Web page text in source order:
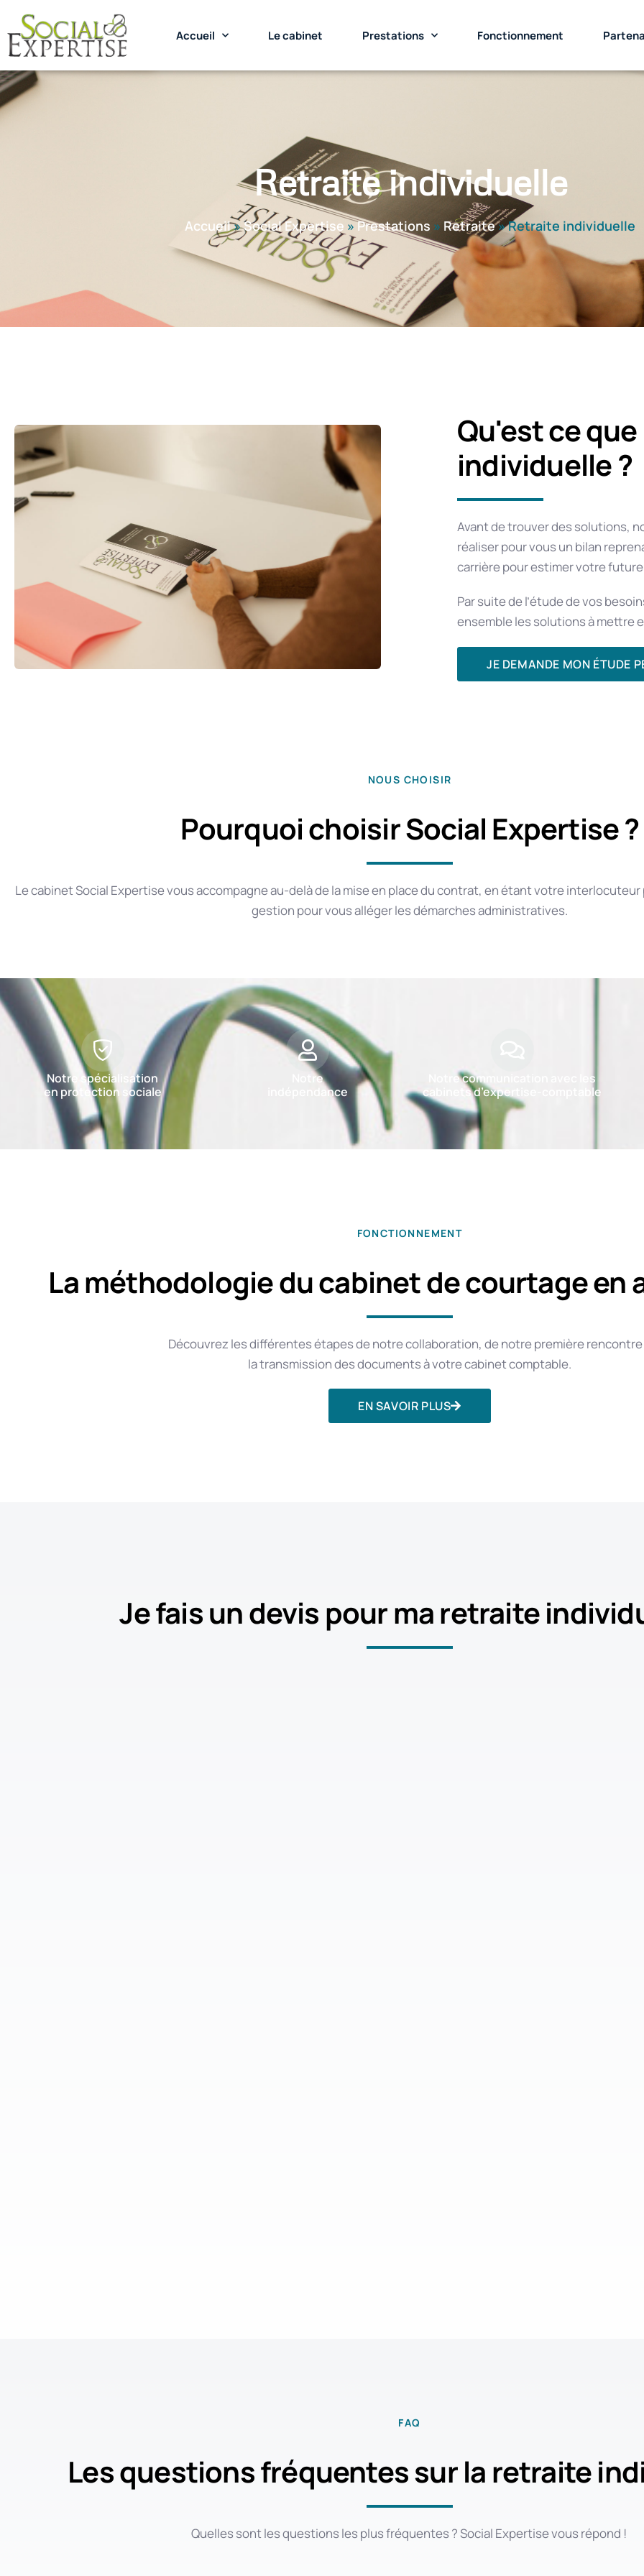
Accueil Le cabinet Prestations Fonctionnement
Retraite individuelle
Accueil»Social Expertise »Prestations » Retraite»Retraite individuelle
Qu'est ce
individuelle ?
Avant de trouver des solutions,
réaliser pour vous un bilan
carrière pour estimer votre
Par suite de l’étude de vos
ensemble les solutions à mettre
JE DEMANDE MON ÉTUDE
NOUS CHOISIR
Pourquoi choisir Social Expertise ?
Le cabinet Social Expertise vous accompagne au-delà de la mise en place du contrat, en étant votre
gestion pour vous alléger les démarches administratives.
Notre spécialisation
en protection sociale
Notre
indépendance
Notre communication avec les
cabinets d’expertise-comptable
FONCTIONNEMENT
La méthodologie du cabinet de courtage en
Découvrez les différentes étapes de notre collaboration, de notre première rencontre
la transmission des documents à votre cabinet comptable.
EN SAVOIR PLUS
Je fais un devis pour ma retraite
FAQ
Les questions fréquentes sur la retraite
Quelles sont les questions les plus fréquentes ? Social Expertise vous répond !